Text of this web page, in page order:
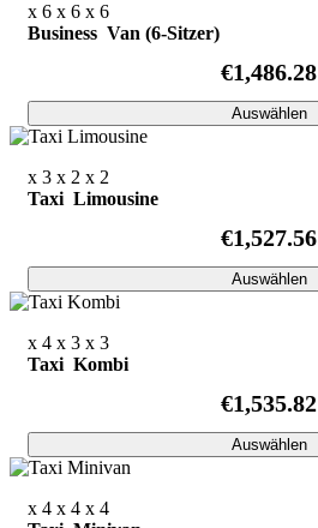
x 6 x 6 x 6
Business Van (6-Sitzer)
€1,486.28
Auswählen
x 3 x 2 x 2
Taxi Limousine
€1,527.56
Auswählen
x 4 x 3 x 3
Taxi Kombi
€1,535.82
Auswählen
x 4 x 4 x 4